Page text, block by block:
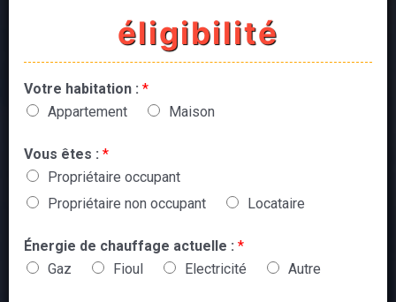
éligibilité
Votre habitation : *
Appartement
Maison
Vous êtes : *
Propriétaire occupant
Propriétaire non occupant
Locataire
Énergie de chauffage actuelle : *
Gaz
Fioul Electricité Autre